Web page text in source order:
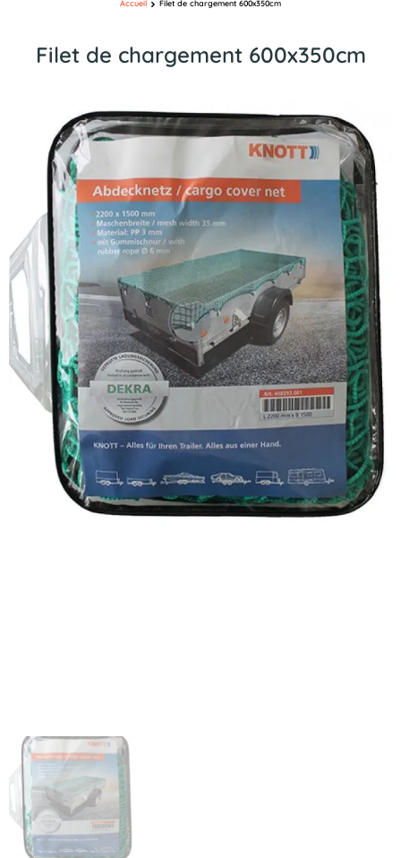
Filet de chargement 600x350cm
Accueil Filet de chargement 600x350cm